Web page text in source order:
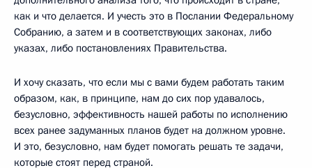
как и что делается. И учесть это в Послании Федеральному
Собранию, а затем и в соответствующих законах, либо
указах, либо постановлениях Правительства.
И хочу сказать, что если мы с вами будем работать таким
образом, как, в принципе, нам до сих пор удавалось,
безусловно, эффективность нашей работы по исполнению
всех ранее задуманных планов будет на должном уровне.
И это, безусловно, нам будет помогать решать те задачи,
которые стоят перед страной.